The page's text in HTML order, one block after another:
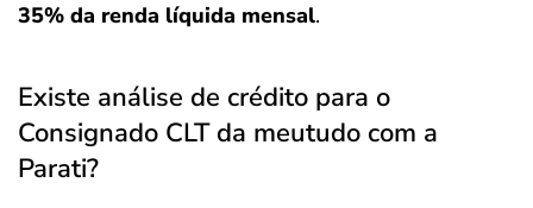
35% da renda líquida mensal.
Existe análise de crédito para o
Consignado CLT da meutudo com a
Parati?